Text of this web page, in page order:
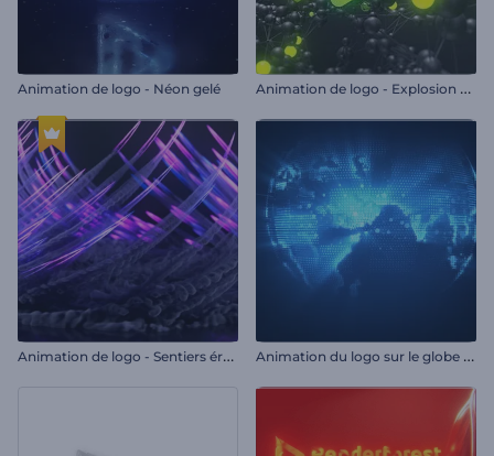
Animation de logo - Néon gelé A
nimation de logo - Explosion moléculaire
A
nimation de logo - Sentiers éruptifs A
nimation du logo sur le globe numérique